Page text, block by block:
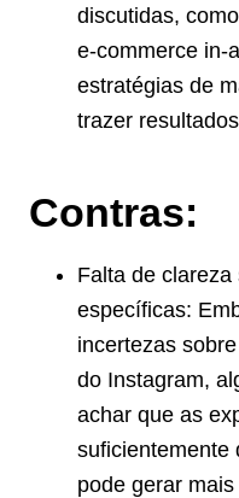
discutidas,
e-commerce in-
estratégias de
trazer
Contras:
Falta de
específicas:
incertezas
do Instagram,
achar que as
suficientemente
pode gerar